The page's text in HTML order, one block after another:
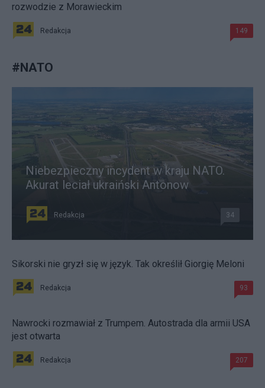
rozwodzie z Morawieckim
Redakcja 149
#NATO
Niebezpieczny incydent w kraju NATO.
Akurat leciał ukraiński Antonow
Redakcja 34
Sikorski nie gryzł się w język. Tak określił Giorgię Meloni
Redakcja 93
Nawrocki rozmawiał z Trumpem. Autostrada dla armii USA
jest otwarta
Redakcja 207